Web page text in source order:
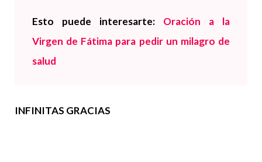
Esto puede interesarte: Oración a la
Virgen de Fátima para pedir un milagro de
salud
INFINITAS GRACIAS